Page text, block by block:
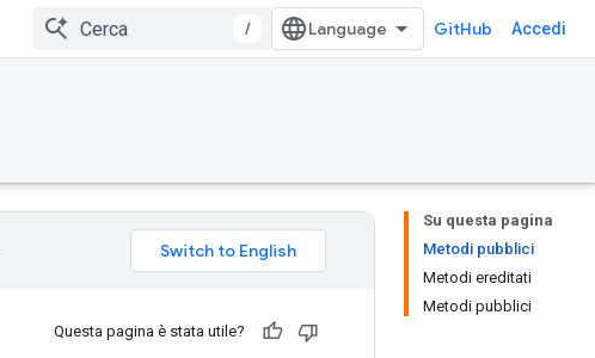
/ GitHub Accedi
Su questa pagina
Metodi pubblici
Metodi ereditati
Metodi pubblici
Questa pagina è stata utile?